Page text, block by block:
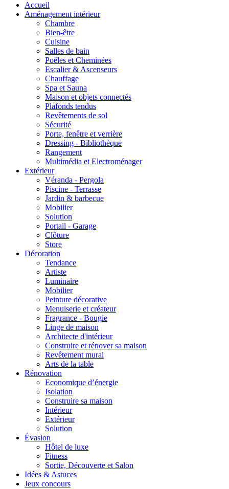
Accueil
Aménagement intérieur
Chambre
Bien-être
Cuisine
Salles de bain
Poêles et Cheminées
Escalier & Ascenseurs
Chauffage
Spa et Sauna
Maison et objets connectés
Plafonds tendus
Revêtements de sol
Sécurité
Porte, fenêtre et verrière
Dressing - Bibliothèque
Rangement
Multimédia et Electroménager
Extérieur
Véranda - Pergola
Piscine - Terrasse
Jardin & barbecue
Mobilier
Solution
Portail - Garage
Clôture
Store
Décoration
Tendance
Artiste
Luminaire
Mobilier
Peinture décorative
Menuiserie et créateur
Fragrance - Bougie
Linge de maison
Architecte d'intérieur
Construire et rénover sa maison
Revêtement mural
Arts de la table
Rénovation
Economique d’énergie
Isolation
Construire sa maison
Intérieur
Extérieur
Solution
Évasion
Hôtel de luxe
Fitness
Sortie, Découverte et Salon
Idées & Astuces
Jeux concours